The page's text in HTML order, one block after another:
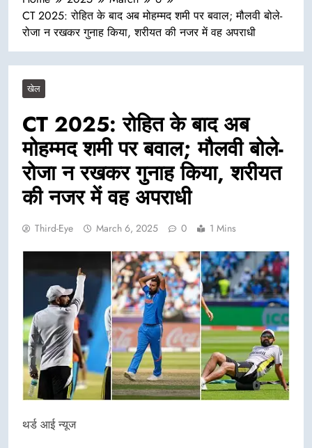
CT 2025: रोहित के बाद अब मोहम्मद शमी पर बवाल; मौलवी बोले-
रोजा न रखकर गुनाह किया, शरीयत की नजर में वह अपराधी
खेल
CT 2025: रोहित के बाद अब
मोहम्मद शमी पर बवाल; मौलवी बोले-
रोजा न रखकर गुनाह किया, शरीयत
की नजर में वह अपराधी
Third-Eye March 6, 2025 0 1 Mins
थर्ड आई न्यूज